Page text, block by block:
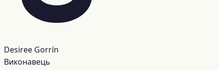
Desiree Gorrín
Виконавець